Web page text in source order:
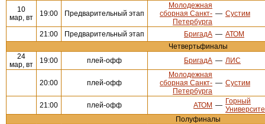
10
мар, вт
19:00 Предварительный этап
Молодежная
сборная Санкт-
Петербурга
— Сустим
21:00 Предварительный этап БригадА — АТОМ
Четвертьфиналы
24
мар, вт
19:00 плей-офф БригадА — ЛИС
20:00 плей-офф
Молодежная
сборная Санкт-
Петербурга
— Сустим
21:00 плей-офф АТОМ — Горный
Полуфиналы